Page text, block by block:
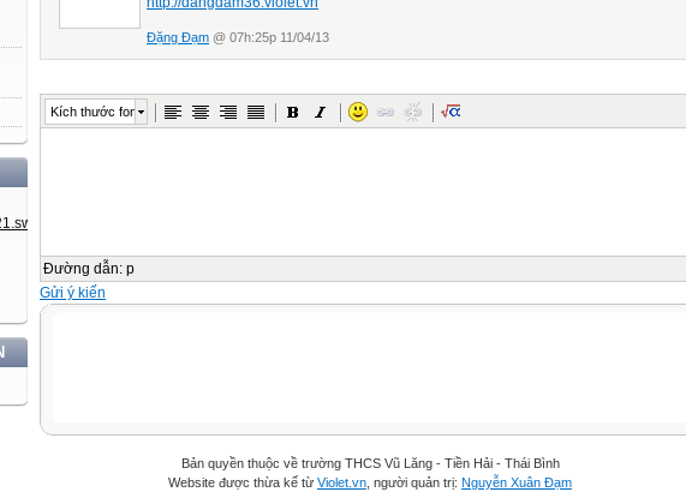
Đặng Đạm @ 07h:25p 11/04/13
Kích thước font
Đường dẫn: p
Gửi ý kiến
Bản quyền thuộc về trường THCS Vũ Lăng - Tiền Hải - Thái Bình
Website được thừa kế từ Violet.vn , người quản trị: Nguyễn Xuân Đạm